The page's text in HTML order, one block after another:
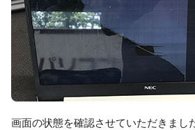
画面の状態を確認させていただきまし